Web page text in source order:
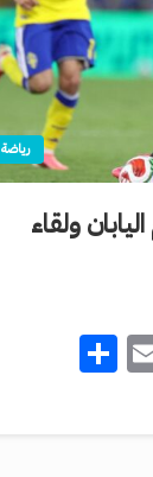
رياضة
ولقاء
Email